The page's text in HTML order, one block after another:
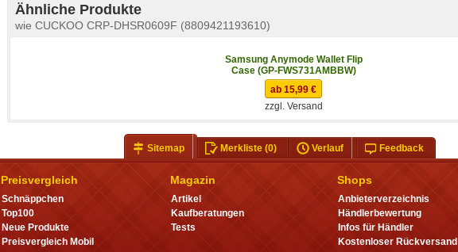
Ähnliche Produkte
wie CUCKOO CRP-DHSR0609F (8809421193610)
Samsung Anymode Wallet Flip
Case (GP-FWS731AMBBW)
ab 15,99 €
zzgl. Versand
Sitemap Merkliste(0) Verlauf Feedback
Preisvergleich
Schnäppchen
Top100
Neue Produkte
Preisvergleich Mobil
Magazin
Artikel
Kaufberatungen
Tests
Shops
Anbieterverzeichnis
Händlerbewertung
Infos für Händler
Kostenloser Rückversand